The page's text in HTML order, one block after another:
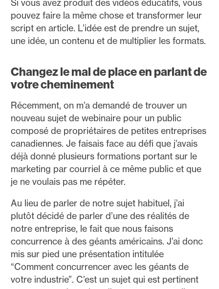
Si vous avez produit des vidéos éducatifs, vous
pouvez faire la même chose et transformer leur
script en article. L’idée est de prendre un sujet,
une idée, un contenu et de multiplier les formats.
Changez le mal de place en parlant de
votre cheminement
Récemment, on m’a demandé de trouver un
nouveau sujet de webinaire pour un public
composé de propriétaires de petites entreprises
canadiennes. Je faisais face au défi que j’avais
déjà donné plusieurs formations portant sur le
marketing par courriel à ce même public et que
je ne voulais pas me répéter.
Au lieu de parler de notre sujet habituel, j’ai
plutôt décidé de parler d’une des réalités de
notre entreprise, le fait que nous faisons
concurrence à des géants américains. J’ai donc
mis sur pied une présentation intitulée
“Comment concurrencer avec les géants de
votre industrie”. C’est un sujet qui est pertinent